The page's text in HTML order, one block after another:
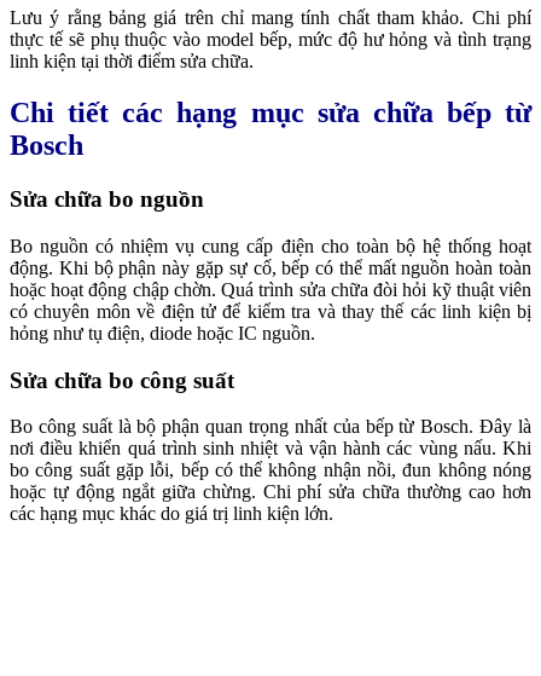
Lưu ý rằng bảng giá trên chỉ mang tính chất tham khảo. Chi phí
thực tế sẽ phụ thuộc vào model bếp, mức độ hư hỏng và tình trạng
linh kiện tại thời điểm sửa chữa.
Chi tiết các hạng mục sửa chữa bếp từ
Bosch
Sửa chữa bo nguồn
Bo nguồn có nhiệm vụ cung cấp điện cho toàn bộ hệ thống hoạt
động. Khi bộ phận này gặp sự cố, bếp có thể mất nguồn hoàn toàn
hoặc hoạt động chập chờn.Quá trình sửa chữa đòi hỏi kỹ thuật viên
có chuyên môn về điện tử để kiểm tra và thay thế các linh kiện bị
hỏng như tụ điện, diode hoặc IC nguồn.
Sửa chữa bo công suất
Bo công suất là bộ phận quan trọng nhất của bếp từ Bosch. Đây là
nơi điều khiển quá trình sinh nhiệt và vận hành các vùng nấu. Khi
bo công suất gặp lỗi, bếp có thể không nhận nồi, đun không nóng
hoặc tự động ngắt giữa chừng. Chi phí sửa chữa thường cao hơn
các hạng mục khác do giá trị linh kiện lớn.